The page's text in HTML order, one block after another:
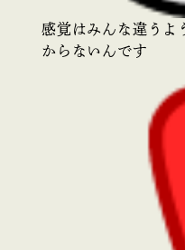
感覚はみんな違うよ
からないんです